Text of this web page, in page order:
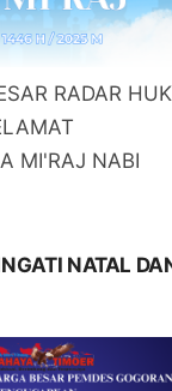
RADAR
MI'RAJ NABI
NATAL